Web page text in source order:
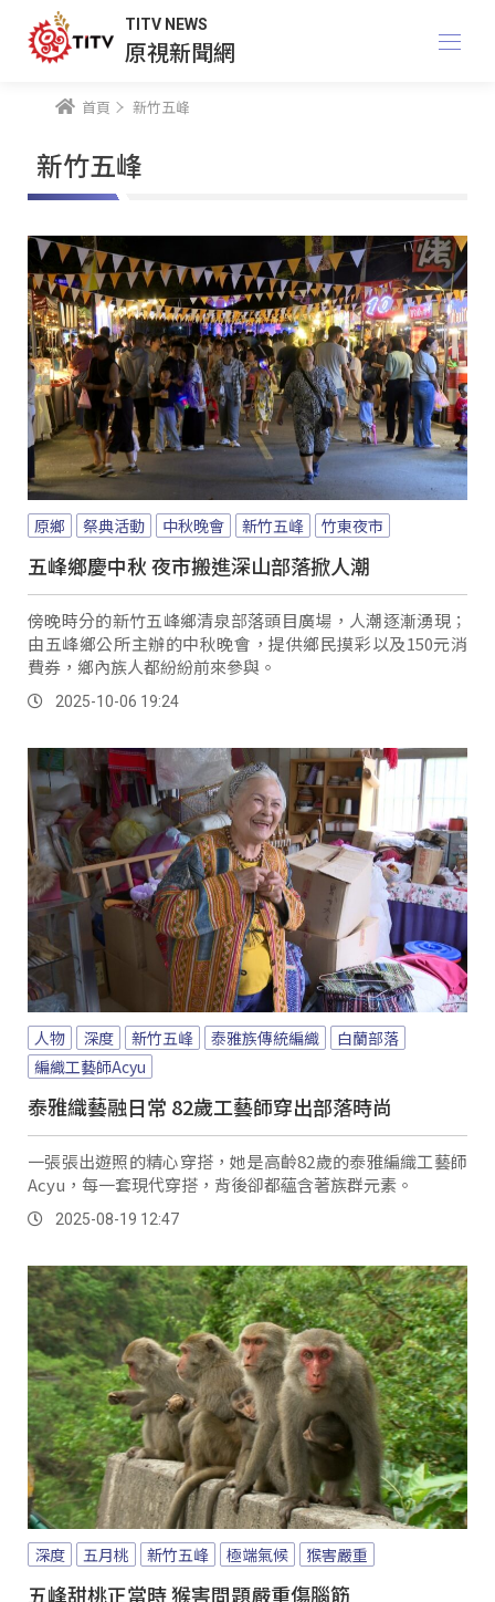
TITV NEWS
原視新聞網
首頁 新竹五峰
新竹五峰
原鄉 祭典活動 中秋晚會 新竹五峰 竹東夜市
五峰鄉慶中秋 夜市搬進深山部落掀人潮
傍晚時分的新竹五峰鄉清泉部落頭目廣場，人潮逐漸湧現；
由五峰鄉公所主辦的中秋晚會，提供鄉民摸彩以及150元消
費券，鄉內族人都紛紛前來參與。
2025-10-06 19:24
人物 深度 新竹五峰 泰雅族傳統編織
白蘭部落
編織工藝師Acyu
泰雅織藝融日常 82歲工藝師穿出部落時尚
一張張出遊照的精心穿搭，她是高齡82歲的泰雅編織工藝師
Acyu，每一套現代穿搭，背後卻都蘊含著族群元素。
2025-08-19 12:47
深度 五月桃 新竹五峰 極端氣候 猴害嚴重
五峰甜桃正當時 猴害問題嚴重傷腦筋